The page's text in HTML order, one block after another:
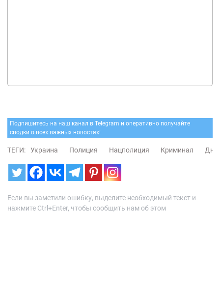
Подпишитесь на наш канал в Telegram и оперативно получайте
сводки о всех важных новостях!
ТЕГИ: Украина Полиция Нацполиция Криминал
Если вы заметили ошибку, выделите необходимый текст и
нажмите Ctrl+Enter, чтобы сообщить нам об этом